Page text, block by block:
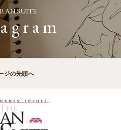
SUITE
ジの先頭へ